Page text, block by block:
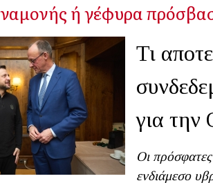
ή γέφυρα
Τι
για την
Οι
ενδιάμεσο